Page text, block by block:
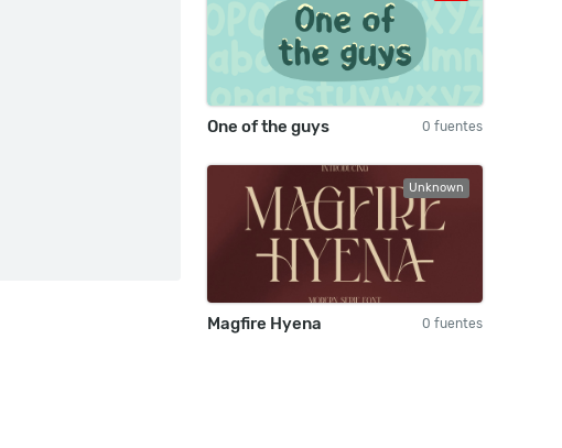
One of the guys 0 fuentes
Unknown
Magfire Hyena 0 fuentes